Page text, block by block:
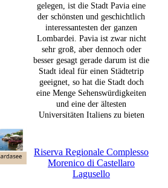
gelegen, ist die Stadt Pavia eine
der schönsten und geschichtlich
interessantesten der ganzen
Lombardei. Pavia ist zwar nicht
sehr groß, aber dennoch oder
besser gesagt gerade darum ist die
Stadt ideal für einen Städtetrip
geeignet, so hat die Stadt doch
eine Menge Sehenswürdigkeiten
und eine der ältesten
Universitäten Italiens zu bieten
Riserva Regionale Complesso
Morenico di Castellaro
Lagusello